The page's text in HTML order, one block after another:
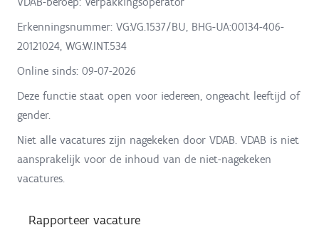
Erkenningsnummer: VG:VG.1537/BU, BHG-UA:00134-406-
20121024, WG:W.INT.534
Online sinds: 09-07-2026
Deze functie staat open voor iedereen, ongeacht leeftijd of
gender.
Niet alle vacatures zijn nagekeken door VDAB. VDAB is niet
aansprakelijk voor de inhoud van de niet-nagekeken
vacatures.
Rapporteer vacature